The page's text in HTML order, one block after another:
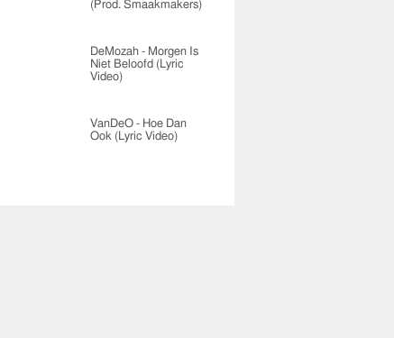
(Prod. Smaakmakers)
DeMozah - Morgen Is
Niet Beloofd (Lyric
Video)
VanDeO - Hoe Dan
Ook (Lyric Video)